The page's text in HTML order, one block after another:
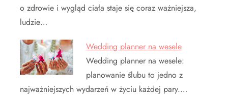
o zdrowie i wygląd ciała staje się coraz ważniejsza,
ludzie…
Wedding planner na wesele
Wedding planner na wesele:
planowanie ślubu to jedno z
najważniejszych wydarzeń w życiu każdej pary.…